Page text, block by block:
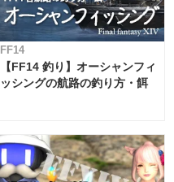
FF14
【FF14 釣り】オーシャンフィ
ッシングの航路の釣り方・餌